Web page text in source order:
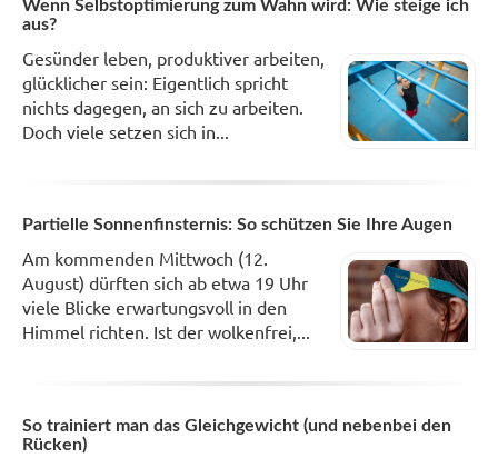
Wenn Selbstoptimierung zum Wahn wird: Wie steige ich
aus?
Gesünder leben, produktiver arbeiten,
glücklicher sein: Eigentlich spricht
nichts dagegen, an sich zu arbeiten.
Doch viele setzen sich in...
Partielle Sonnenfinsternis: So schützen Sie Ihre Augen
Am kommenden Mittwoch (12.
August) dürften sich ab etwa 19 Uhr
viele Blicke erwartungsvoll in den
Himmel richten. Ist der wolkenfrei,...
So trainiert man das Gleichgewicht (und nebenbei den
Rücken)